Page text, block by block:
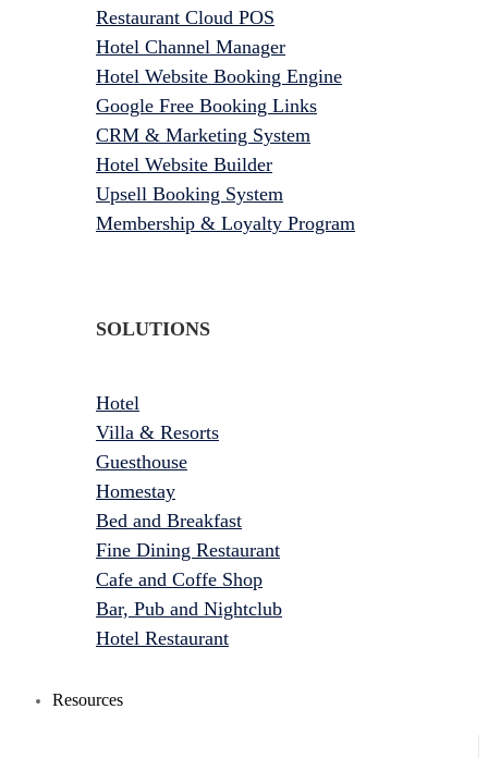
Restaurant Cloud POS
Hotel Channel Manager
Hotel Website Booking Engine
Google Free Booking Links
CRM & Marketing System
Hotel Website Builder
Upsell Booking System
Membership & Loyalty Program
SOLUTIONS
Hotel
Villa & Resorts
Guesthouse
Homestay
Bed and Breakfast
Fine Dining Restaurant
Cafe and Coffe Shop
Bar, Pub and Nightclub
Hotel Restaurant
Resources